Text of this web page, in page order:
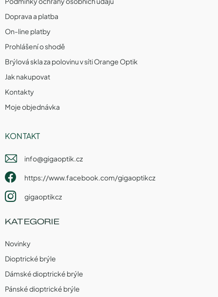
Doprava a platba
On-line platby
Prohlášení o shodě
Brýlová skla za polovinu v síti Orange Optik
Jak nakupovat
Kontakty
Moje objednávka
KONTAKT
info@gigaoptik.cz
https://www.facebook.com/gigaoptikcz
gigaoptikcz
KATEGORIE
Novinky
Dioptrické brýle
Dámské dioptrické brýle
Pánské dioptrické brýle